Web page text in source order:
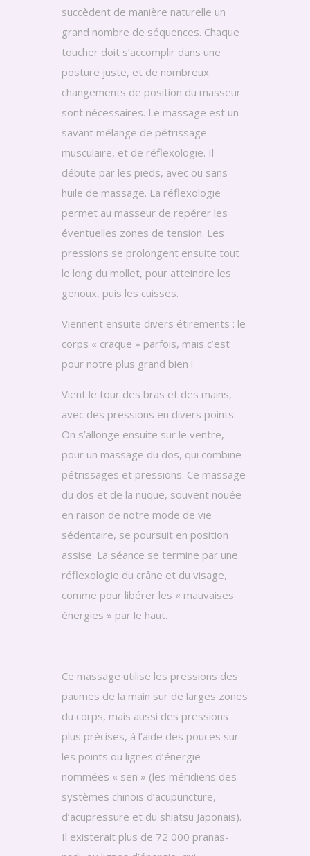
succèdent de manière naturelle un
grand nombre de séquences. Chaque
toucher doit s’accomplir dans une
posture juste, et de nombreux
changements de position du masseur
sont nécessaires. Le massage est un
savant mélange de pétrissage
musculaire, et de réflexologie. Il
débute par les pieds, avec ou sans
huile de massage. La réflexologie
permet au masseur de repérer les
éventuelles zones de tension. Les
pressions se prolongent ensuite tout
le long du mollet, pour atteindre les
genoux, puis les cuisses.
Viennent ensuite divers étirements : le
corps « craque » parfois, mais c’est
pour notre plus grand bien !
Vient le tour des bras et des mains,
avec des pressions en divers points.
On s’allonge ensuite sur le ventre,
pour un massage du dos, qui combine
pétrissages et pressions. Ce massage
du dos et de la nuque, souvent nouée
en raison de notre mode de vie
sédentaire, se poursuit en position
assise. La séance se termine par une
réflexologie du crâne et du visage,
comme pour libérer les « mauvaises
énergies » par le haut.
Ce massage utilise les pressions des
paumes de la main sur de larges zones
du corps, mais aussi des pressions
plus précises, à l’aide des pouces sur
les points ou lignes d’énergie
nommées « sen » (les méridiens des
systèmes chinois d’acupuncture,
d’acupressure et du shiatsu Japonais).
Il existerait plus de 72 000 pranas-